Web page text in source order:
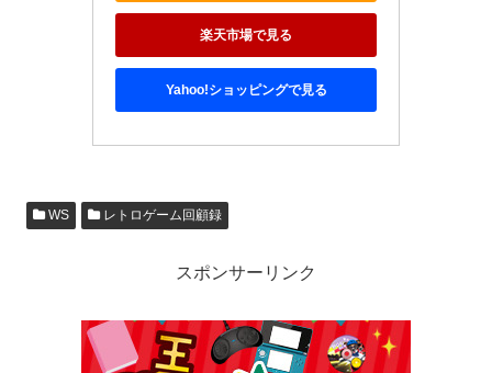
楽天市場で見る
Yahoo!ショッピングで見る
WS レトロゲーム回顧録
スポンサーリンク